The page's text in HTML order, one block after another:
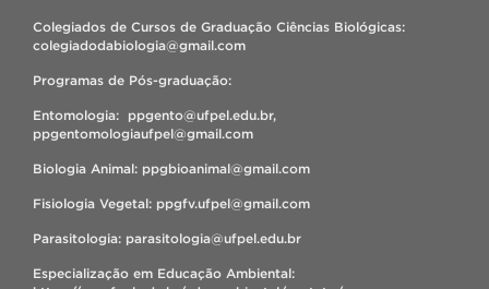
Colegiados de Cursos de Graduação Ciências Biológicas:
colegiadodabiologia@gmail.com
Programas de Pós-graduação:
Entomologia: ppgento@ufpel.edu.br,
ppgentomologiaufpel@gmail.com
Biologia Animal: ppgbioanimal@gmail.com
Fisiologia Vegetal: ppgfv.ufpel@gmail.com
Parasitologia: parasitologia@ufpel.edu.br
Especialização em Educação Ambiental: